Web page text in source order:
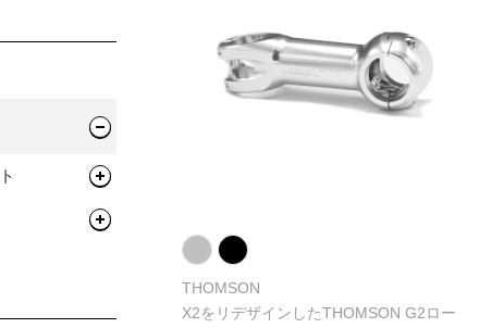
THOMSON
X2をリデザインしたTHOMSON G2ロー